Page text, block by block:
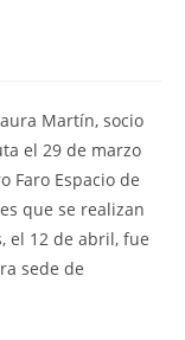
Martín, socio
el 29 de marzo
Faro Espacio de
que se realizan
el 12 de abril, fue
sede de